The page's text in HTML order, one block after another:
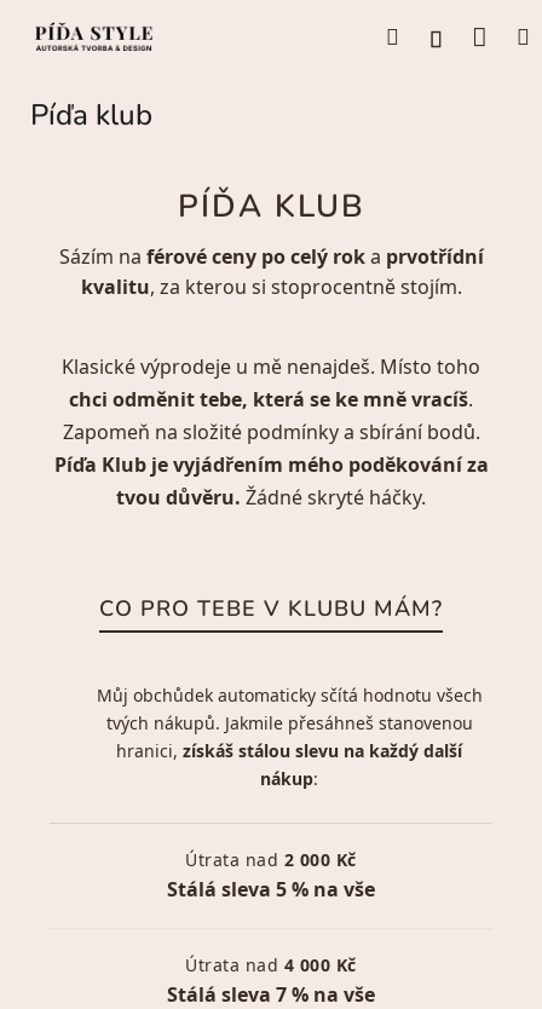
HledatPřihlášení
Píďa klub
PÍĎA KLUB
Sázím na férové ceny po celý roka prvotřídní
kvalitu, za kterou si stoprocentně stojím.
Klasické výprodeje u mě nenajdeš. Místo toho
chci odměnit tebe, která se ke mně vracíš.
Zapomeň na složité podmínky a sbírání bodů.
Píďa Klub je vyjádřením mého poděkování za
tvou důvěru. Žádné skryté háčky.
CO PRO TEBE V KLUBU MÁM?
Můj obchůdek automaticky sčítá hodnotu všech
tvých nákupů. Jakmile přesáhneš stanovenou
hranici, získáš stálou slevu na každý další
nákup:
Útrata nad 2 000 Kč
Stálá sleva 5 % na vše
Útrata nad 4 000 Kč
Stálá sleva 7 % na vše